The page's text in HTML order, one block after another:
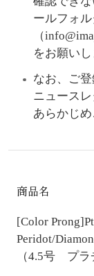
ールフォ
（
をお願いし
なお、ご
ニュース
あらかじめ
商品名
[Color
Peridot/
（4.5号 プラ